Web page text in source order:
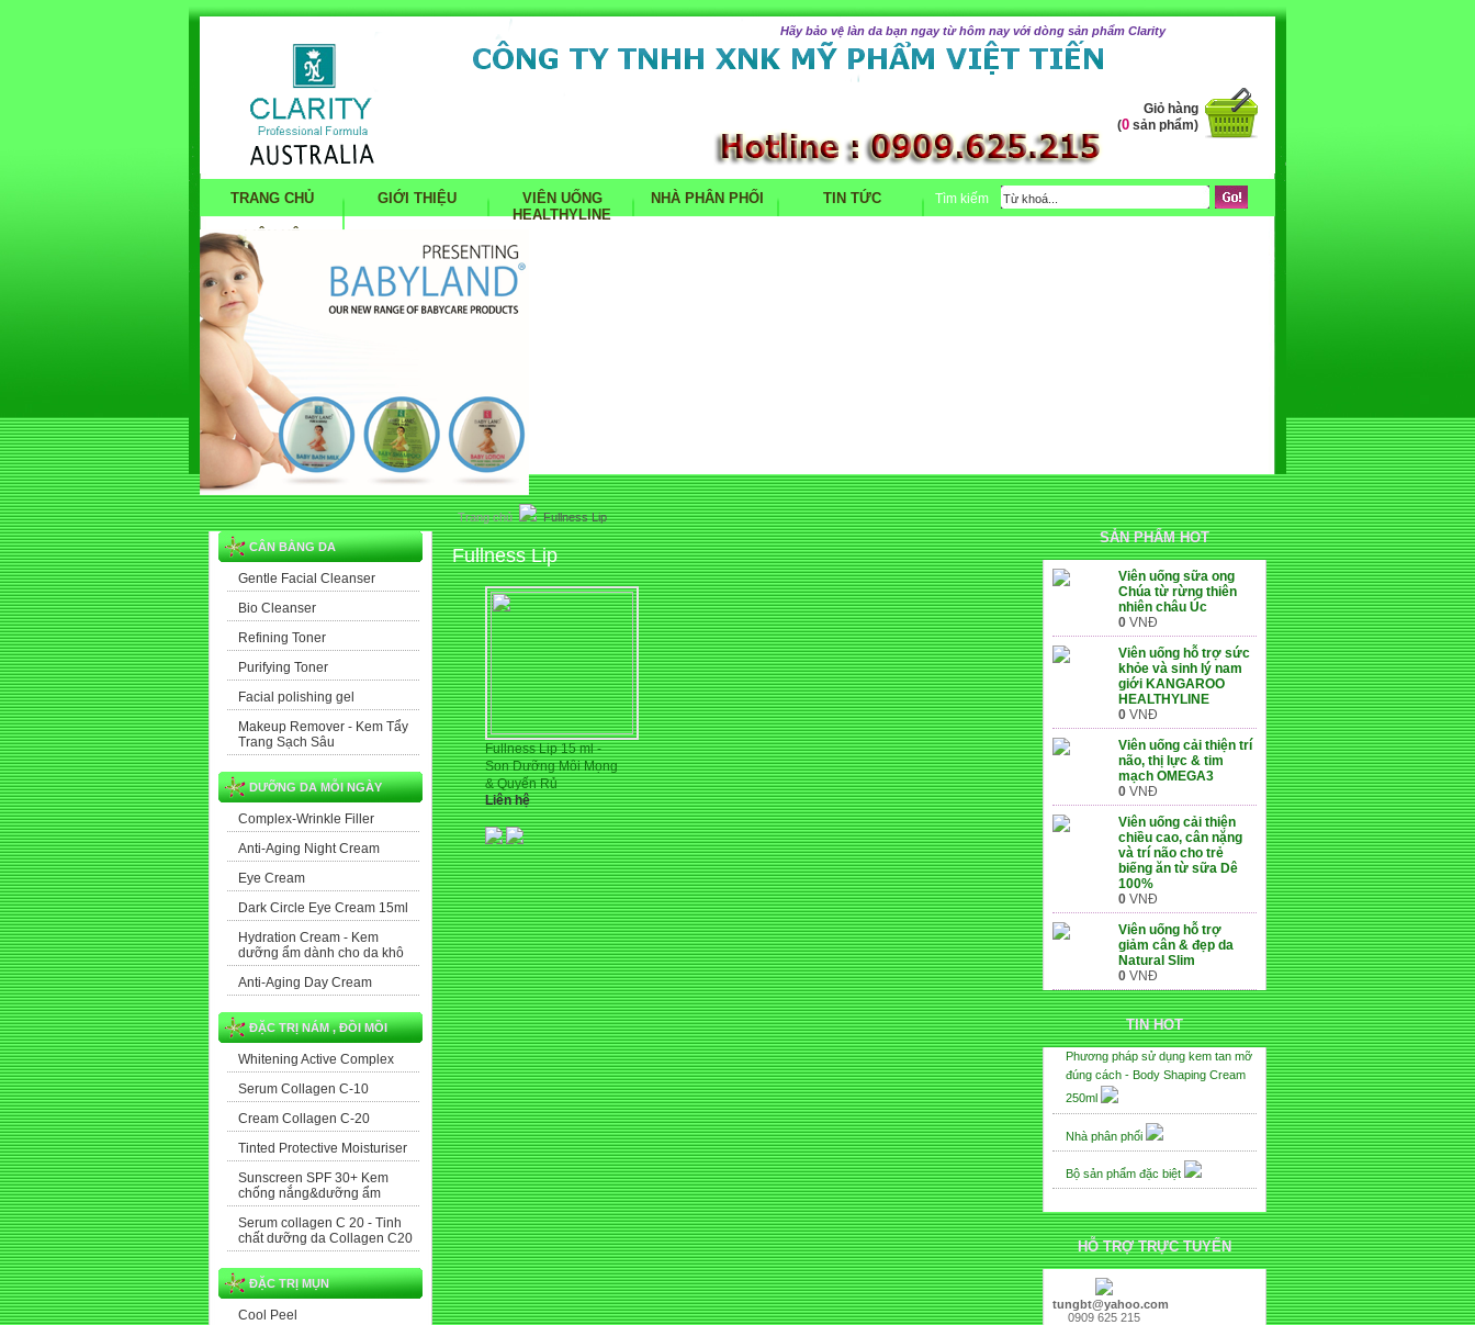
Hãy bảo vệ làn da bạn ngay từ hôm nay với dòng sản phẩm Clarity
Giỏ hàng
(0 sản phẩm)
TRANG CHỦ GIỚI THIỆU
VIÊN UỐNG
HEALTHYLINE
NHÀ PHÂN PHỐI TIN TỨC
LIÊN HỆ
Tìm kiếm
CÂN BẰNG DA
Gentle Facial Cleanser
Bio Cleanser
Refining Toner
Purifying Toner
Facial polishing gel
Makeup Remover - Kem Tẩy
Trang Sạch Sâu
DƯỠNG DA MỖI NGÀY
Complex-Wrinkle Filler
Anti-Aging Night Cream
Eye Cream
Dark Circle Eye Cream 15ml
Hydration Cream - Kem
dưỡng ẩm dành cho da khô
Anti-Aging Day Cream
ĐẶC TRỊ NÁM , ĐỒI MỒI
Whitening Active Complex
Serum Collagen C-10
Cream Collagen C-20
Tinted Protective Moisturiser
Sunscreen SPF 30+ Kem
chống nắng&dưỡng ẩm
Serum collagen C 20 - Tinh
chất dưỡng da Collagen C20
ĐẶC TRỊ MỤN
Cool Peel
Trang chủ Fullness Lip
Fullness Lip
Fullness Lip 15 ml -
Son Dưỡng Môi Mọng
& Quyến Rủ
Liên hệ
SẢN PHẨM HOT
Viên uống sữa ong
Chúa từ rừng thiên
nhiên châu Úc
0 VNĐ
Viên uống hỗ trợ sức
khỏe và sinh lý nam
giới KANGAROO
HEALTHYLINE
0 VNĐ
Viên uống cải thiện trí
não, thị lực & tim
mạch OMEGA3
0 VNĐ
Viên uống cải thiện
chiều cao, cân nặng
và trí não cho trẻ
biếng ăn từ sữa Dê
100%
0 VNĐ
Viên uống hỗ trợ
giảm cân & đẹp da
Natural Slim
0 VNĐ
TIN HOT
SỠ HỮU NHÃN HIỆU ĐỘC
QUYỀN THEO YÊU CẦU KHÁCH
HÀNG
Phương pháp sử dụng kem tan mỡ
đúng cách - Body Shaping Cream
250ml
Nhà phân phối
Bộ sản phẩm đặc biệt
HỖ TRỢ TRỰC TUYẾN
tungbt@yahoo.com
0909 625 215